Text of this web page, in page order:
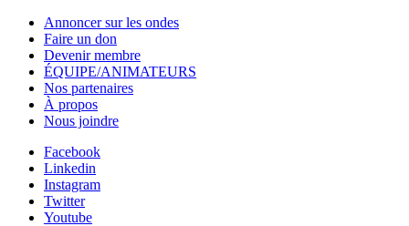
Annoncer sur les ondes
Faire un don
Devenir membre
ÉQUIPE/ANIMATEURS
Nos partenaires
À propos
Nous joindre
Facebook
Linkedin
Instagram
Twitter
Youtube